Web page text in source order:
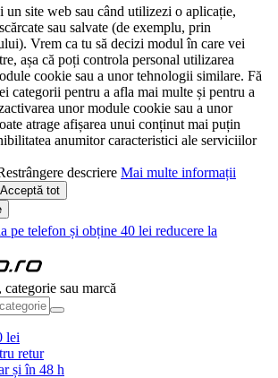
un site web sau când utilizezi o aplicație,
sau salvate (de exemplu, prin
Vrem ca tu să decizi modul în care vei
așa că poți controla personal utilizarea
cookie sau a unor tehnologii similare. Fă
categorii pentru a afla mai multe și pentru a
unor module cookie sau a unor
atrage afișarea unui conținut mai puțin
anumitor caracteristici ale serviciilor
descriere Mai multe informații
Acceptă tot
pe telefon și obține 40 lei reducere la
sau marcă
lei
retur
și în 48 h